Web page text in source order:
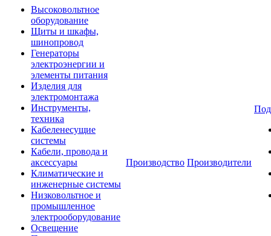
Высоковольтное
оборудование
Щиты и шкафы,
шинопровод
Генераторы
электроэнергии и
элементы питания
Изделия для
электромонтажа
Инструменты,
техника
Кабеленесущие
системы
Кабели, провода и
аксессуары
Климатические и
инженерные системы
Низковольтное и
промышленное
электрооборудование
Освещение
Производство Производители